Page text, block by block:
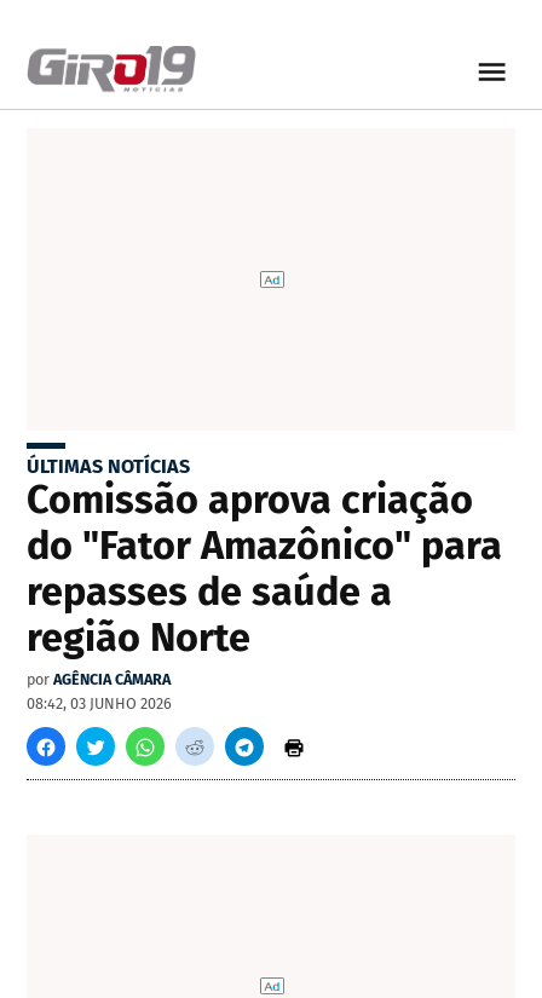
ÚLTIMAS NOTÍCIAS
Comissão aprova criação
do "Fator Amazônico" para
repasses de saúde a
região Norte
por AGÊNCIA CÂMARA
08:42, 03 JUNHO 2026